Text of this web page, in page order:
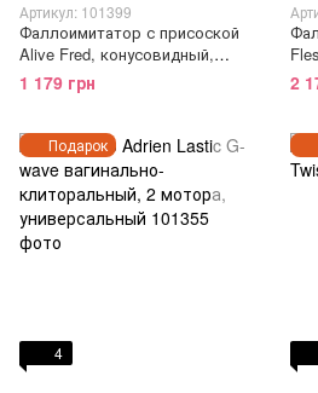
Артикул: 101399
Фаллоимитатор с присоской
Alive Fred, конусовидный,
диаметр от 4,2см до 4,7см,
ПВХ, рельефный
1 179 грн 2
Подарок
4